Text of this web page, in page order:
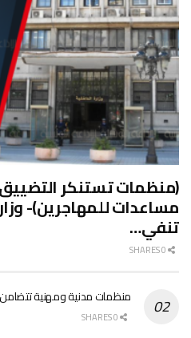
(منظمات تستنكر
مساعدات للمهاجرين)-
تنفي…
منظمات مدنية ومهنية